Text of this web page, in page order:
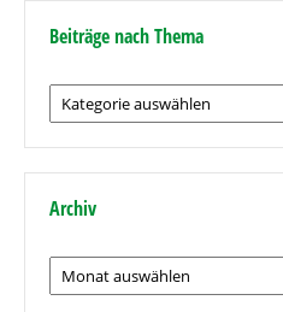
Beiträge nach Thema
Beiträge
nach
Thema
Archiv
Archiv